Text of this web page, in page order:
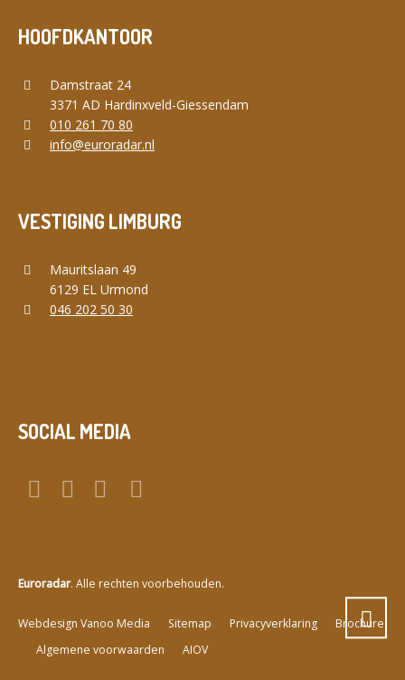
HOOFDKANTOOR
Damstraat 24
3371 AD Hardinxveld-Giessendam
010 261 70 80
info@euroradar.nl
VESTIGING LIMBURG
Mauritslaan 49
6129 EL Urmond
046 202 50 30
SOCIAL MEDIA
Euroradar. Alle rechten voorbehouden.
Webdesign Vanoo Media Sitemap Privacyverklaring
Brochure
Algemene voorwaarden
AIOV